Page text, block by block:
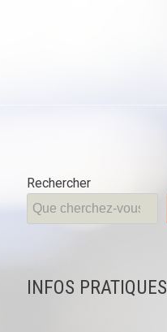
Rechercher
INFOS PRATIQUES